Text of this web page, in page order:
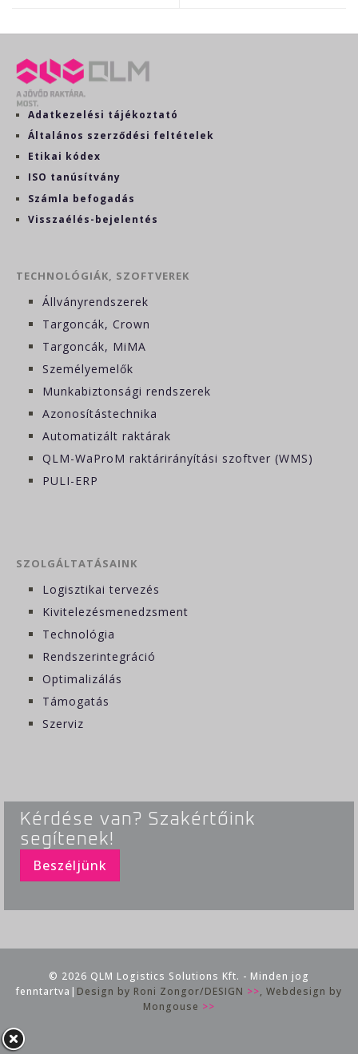
Adatkezelési tájékoztató
Általános szerződési feltételek
Etikai kódex
ISO tanúsítvány
Számla befogadás
Visszaélés-bejelentés
TECHNOLÓGIÁK, SZOFTVEREK
Állványrendszerek
Targoncák, Crown
Targoncák, MiMA
Személyemelők
Munkabiztonsági rendszerek
Azonosítástechnika
Automatizált raktárak
QLM-WaProM raktárirányítási szoftver (WMS)
PULI-ERP
SZOLGÁLTATÁSAINK
Logisztikai tervezés
Kivitelezésmenedzsment
Technológia
Rendszerintegráció
Optimalizálás
Támogatás
Szerviz
Kérdése van? Szakértőink
segítenek!
Beszéljünk
© 2026 QLM Logistics Solutions Kft. - Minden jog
fenntartva| Design by Roni Zongor/DESIGN >>, Webdesign by
Mongouse >>